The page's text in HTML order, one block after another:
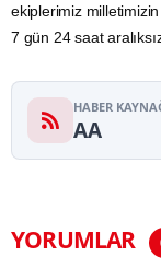
ekiplerimiz milletimizin
7 gün 24 saat
HABER
AA
YORUMLAR